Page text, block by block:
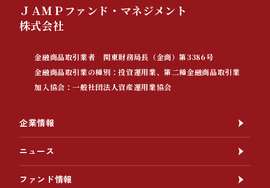
ＪＡＭＰファンド・マネジメント
株式会社
金融商品取引業者 関東財務局長（金商）第3386号
金融商品取引業の種別：投資運用業、第二種金融商品取引業
加入協会：一般社団法人資産運用業協会
企業情報
ニュース
ファンド情報